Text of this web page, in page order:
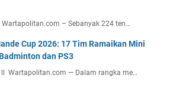
– Sebanyak 224 ten…
Cup 2026: 17 Tim Ramaikan Mini
dan PS3
ll Wartapolitan.com — Dalam rangka me…